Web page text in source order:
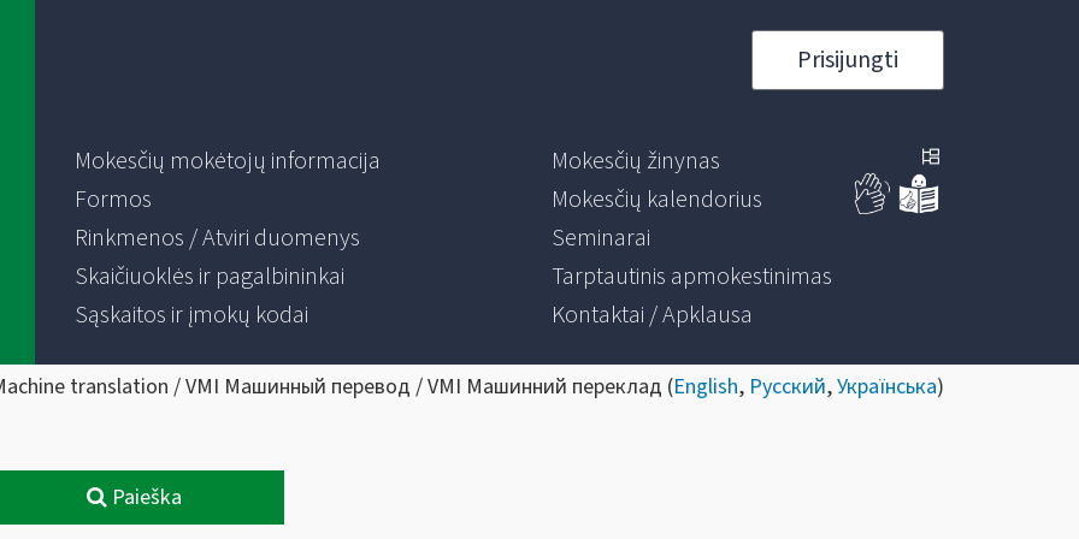
Prisijungti
Mokesčių mokėtojų informacija
Formos
Rinkmenos / Atviri duomenys
Skaičiuoklės ir pagalbininkai
Sąskaitos ir įmokų kodai
Mokesčių žinynas
Mokesčių kalendorius
Seminarai
Tarptautinis apmokestinimas
Kontaktai / Apklausa
translation / VMI Машинный перевод / VMI Машинний переклад (English, Русский,Українська)
Paieška